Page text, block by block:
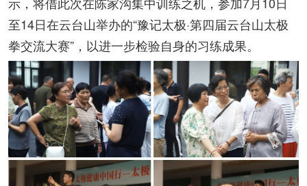
至14日在云台山举办的“豫记太极·第四届云台山太极
拳交流大赛”，以进一步检验自身的习练成果。